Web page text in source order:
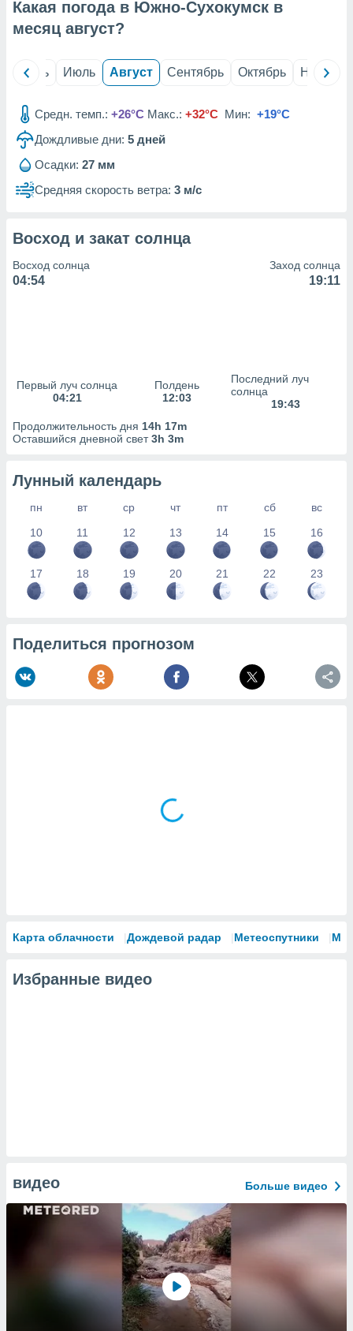
из
данных
1199
Какая погода в Южно-Сухокумск в
месяц август?
Июнь Июль Август Сентябрь Октябрь Ноябрь
Средн. темп.: +26°C Макс.: +32°C Мин: +19°C
Дождливые дни: 5 дней
Осадки: 27 мм
Средняя скорость ветра: 3 м/с
Восход и закат солнца
Восход солнца
04:54
Заход солнца
19:11
Первый луч солнца
04:21
Полдень
12:03
Последний луч
солнца
19:43
Продолжительность дня 14h 17m
Оставшийся дневной свет3h 3m
Лунный календарь
пн вт ср чт пт сб
вс
10
11 12 13 14 15 16
17 18 19 20 21 22 23
Поделиться прогнозом
Карта облачности Дождевой радар Метеоспутники
Избранные видео
видео Больше видео